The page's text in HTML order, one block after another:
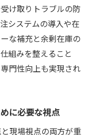
局経営に与える効
調剤薬局の月末管
事前チェック法
況チェック方法
け取りトラブルの防
システムの導入や在
な補充と余剰在庫の
組みを整えること
門性向上も実現され
に必要な視点
現場視点の両方が重